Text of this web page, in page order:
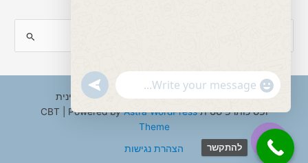
a
c
f
Copyright © 2026 ענבל טננבאום - עו"ס קלינית
ופסיכותרפיסטית CBT | Powered byAstra WordPress
Theme
הצהרת נגישות
להתקשר
"+chaty_settings.lang.emoji_picker+"
WhatsApp
undefined